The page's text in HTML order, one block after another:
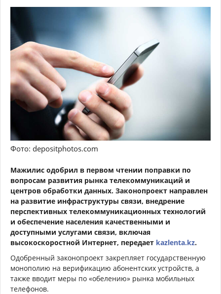
Фото: depositphotos.com
Мажилис одобрил в первом чтении поправки по
вопросам развития рынка телекоммуникаций и
центров обработки данных. Законопроект направлен
на развитие инфраструктуры связи, внедрение
перспективных телекоммуникационных технологий
и обеспечение населения качественными и
доступными услугами связи, включая
высокоскоростной Интернет, передает kazlenta.kz.
Одобренный законопроект закрепляет государственную
монополию на верификацию абонентских устройств, а
также вводит меры по «обелению» рынка мобильных
телефонов.